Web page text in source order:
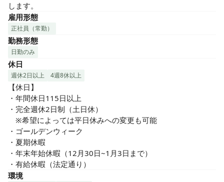
します。
雇用形態
正社員（常勤）
勤務形態
日勤のみ
休日
週休2日以上 4週8休以上
【休日】
・年間休日115日以上
・完全週休2日制（土日休）
※希望によっては平日休みへの変更も可能
・ゴールデンウィーク
・夏期休暇
・年末年始休暇（12月30日~1月3日まで）
・有給休暇（法定通り）
環境